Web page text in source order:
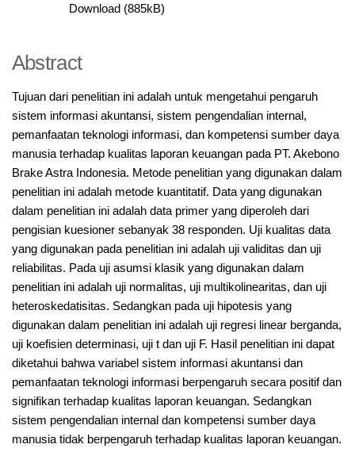
Download (885kB)
Abstract
Tujuan dari penelitian ini adalah untuk mengetahui pengaruh
sistem informasi akuntansi, sistem pengendalian internal,
pemanfaatan teknologi informasi, dan kompetensi sumber daya
manusia terhadap kualitas laporan keuangan pada PT. Akebono
Brake Astra Indonesia. Metode penelitian yang digunakan dalam
penelitian ini adalah metode kuantitatif. Data yang digunakan
dalam penelitian ini adalah data primer yang diperoleh dari
pengisian kuesioner sebanyak 38 responden. Uji kualitas data
yang digunakan pada penelitian ini adalah uji validitas dan uji
reliabilitas. Pada uji asumsi klasik yang digunakan dalam
penelitian ini adalah uji normalitas, uji multikolinearitas, dan uji
heteroskedatisitas. Sedangkan pada uji hipotesis yang
digunakan dalam penelitian ini adalah uji regresi linear berganda,
uji koefisien determinasi, uji t dan uji F. Hasil penelitian ini dapat
diketahui bahwa variabel sistem informasi akuntansi dan
pemanfaatan teknologi informasi berpengaruh secara positif dan
signifikan terhadap kualitas laporan keuangan. Sedangkan
sistem pengendalian internal dan kompetensi sumber daya
manusia tidak berpengaruh terhadap kualitas laporan keuangan.